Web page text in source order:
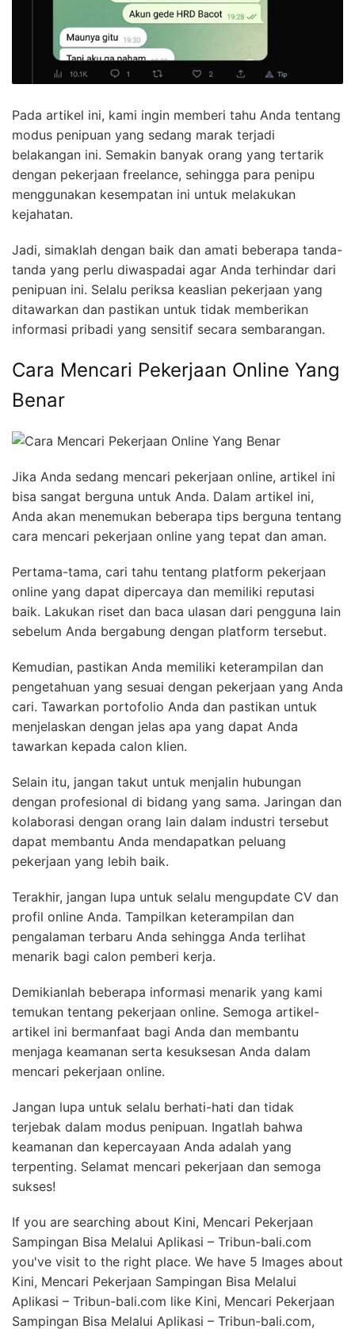
Pada artikel ini, kami ingin memberi tahu Anda tentang
modus penipuan yang sedang marak terjadi
belakangan ini. Semakin banyak orang yang tertarik
dengan pekerjaan freelance, sehingga para penipu
menggunakan kesempatan ini untuk melakukan
kejahatan.
Jadi, simaklah dengan baik dan amati beberapa tanda-
tanda yang perlu diwaspadai agar Anda terhindar dari
penipuan ini. Selalu periksa keaslian pekerjaan yang
ditawarkan dan pastikan untuk tidak memberikan
informasi pribadi yang sensitif secara sembarangan.
Cara Mencari Pekerjaan Online Yang
Benar
Jika Anda sedang mencari pekerjaan online, artikel ini
bisa sangat berguna untuk Anda. Dalam artikel ini,
Anda akan menemukan beberapa tips berguna tentang
cara mencari pekerjaan online yang tepat dan aman.
Pertama-tama, cari tahu tentang platform pekerjaan
online yang dapat dipercaya dan memiliki reputasi
baik. Lakukan riset dan baca ulasan dari pengguna lain
sebelum Anda bergabung dengan platform tersebut.
Kemudian, pastikan Anda memiliki keterampilan dan
pengetahuan yang sesuai dengan pekerjaan yang Anda
cari. Tawarkan portofolio Anda dan pastikan untuk
menjelaskan dengan jelas apa yang dapat Anda
tawarkan kepada calon klien.
Selain itu, jangan takut untuk menjalin hubungan
dengan profesional di bidang yang sama. Jaringan dan
kolaborasi dengan orang lain dalam industri tersebut
dapat membantu Anda mendapatkan peluang
pekerjaan yang lebih baik.
Terakhir, jangan lupa untuk selalu mengupdate CV dan
profil online Anda. Tampilkan keterampilan dan
pengalaman terbaru Anda sehingga Anda terlihat
menarik bagi calon pemberi kerja.
Demikianlah beberapa informasi menarik yang kami
temukan tentang pekerjaan online. Semoga artikel-
artikel ini bermanfaat bagi Anda dan membantu
menjaga keamanan serta kesuksesan Anda dalam
mencari pekerjaan online.
Jangan lupa untuk selalu berhati-hati dan tidak
terjebak dalam modus penipuan. Ingatlah bahwa
keamanan dan kepercayaan Anda adalah yang
terpenting. Selamat mencari pekerjaan dan semoga
sukses!
If you are searching about Kini, Mencari Pekerjaan
Sampingan Bisa Melalui Aplikasi – Tribun-bali.com
you've visit to the right place. We have 5 Images about
Kini, Mencari Pekerjaan Sampingan Bisa Melalui
Aplikasi – Tribun-bali.com like Kini, Mencari Pekerjaan
Sampingan Bisa Melalui Aplikasi – Tribun-bali.com,